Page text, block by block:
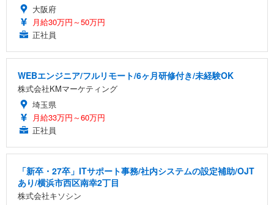
大阪府
月給30万円～50万円
正社員
WEBエンジニア/フルリモート/6ヶ月研修付き/未経験OK
株式会社KMマーケティング
埼玉県
月給33万円～60万円
正社員
「新卒・27卒」ITサポート事務/社内システムの設定補助/OJT
あり/横浜市西区南幸2丁目
株式会社キソシン